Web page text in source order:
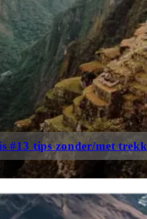
#13 tips zonder/met